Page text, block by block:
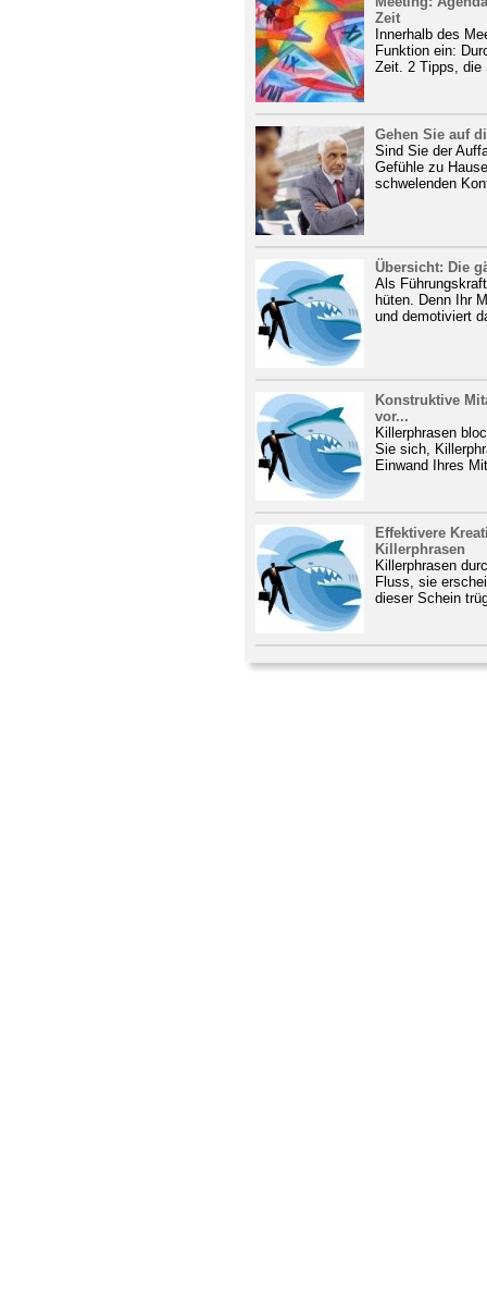
Zeit
Innerhalb des
Funktion ein:
Zeit. 2 Tipps, die
Gehen Sie auf
Sind Sie der
Gefühle zu
schwelenden
Übersicht: Die
Als
hüten. Denn Ihr
und demotiviert
Konstruktive
vor...
Killerphrasen
Sie sich,
Einwand Ihres
Effektivere
Killerphrasen
Killerphrasen
Fluss, sie
dieser Schein